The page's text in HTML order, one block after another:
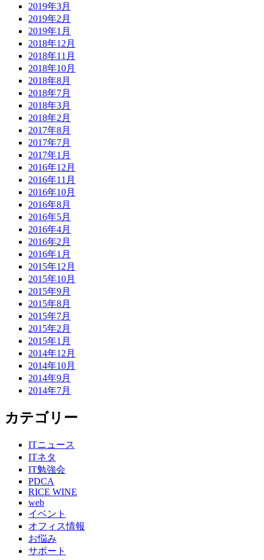
2019年3月
2019年2月
2019年1月
2018年12月
2018年11月
2018年10月
2018年8月
2018年7月
2018年3月
2018年2月
2017年8月
2017年7月
2017年1月
2016年12月
2016年11月
2016年10月
2016年8月
2016年5月
2016年4月
2016年2月
2016年1月
2015年12月
2015年10月
2015年9月
2015年8月
2015年7月
2015年2月
2015年1月
2014年12月
2014年10月
2014年9月
2014年7月
カテゴリー
ITニュース
ITネタ
IT勉強会
PDCA
RICE WINE
web
イベント
オフィス情報
お悩み
サポート